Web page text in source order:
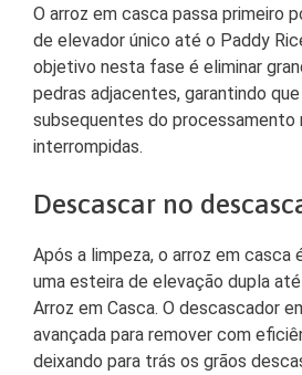
O arroz em casca passa primeiro
de elevador único até o Paddy
objetivo nesta fase é eliminar
pedras adjacentes, garantindo
subsequentes do processamento
interrompidas.
Descascar no
Após a limpeza, o arroz em casca
uma esteira de elevação dupla
Arroz em Casca. O descascador
avançada para remover com
deixando para trás os grãos